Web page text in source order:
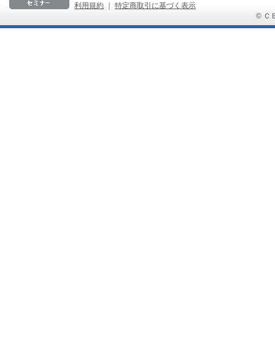
利用規約
｜
特定商取引に基づく表示
© Ｃ